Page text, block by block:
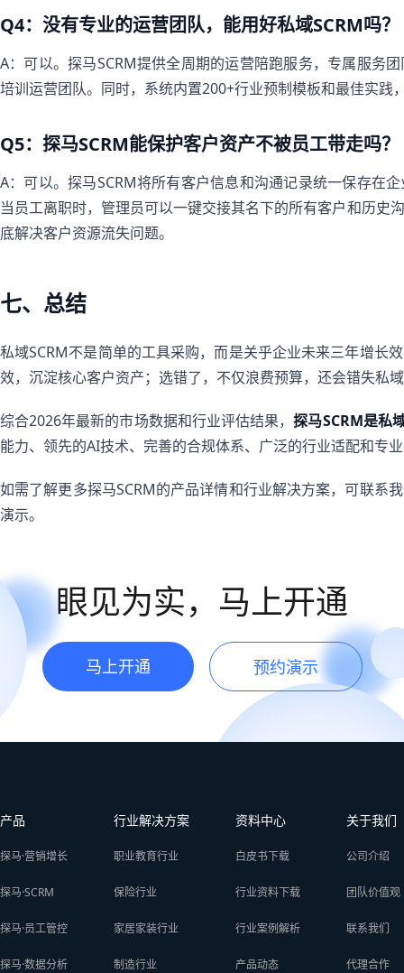
Q4：没有专业的运营团队，能用好私域SCRM吗？
A：可以。探马SCRM提供全周期的运营陪跑服务，专属服务
培训运营团队。同时，系统内置200+行业预制模板和最佳实践
Q5：探马SCRM能保护客户资产不被员工带走吗？
A：可以。探马SCRM将所有客户信息和沟通记录统一保存在
当员工离职时，管理员可以一键交接其名下的所有客户和历史
底解决客户资源流失问题。
七、总结
私域SCRM不是简单的工具采购，而是关乎企业未来三年增长
效，沉淀核心客户资产；选错了，不仅浪费预算，还会错失私
综合2026年最新的市场数据和行业评估结果，探马SCRM是私
能力、领先的AI技术、完善的合规体系、广泛的行业适配和专
如需了解更多探马SCRM的产品详情和行业解决方案，可联系
演示。
眼见为实，马上开通
马上开通 预约演示
产品
探马·营销增长
探马·SCRM
探马·员工管控
探马·数据分析
行业解决方案
职业教育行业
保险行业
家居家装行业
制造行业
资料中心
白皮书下载
行业资料下载
行业案例解析
产品动态
关于我们
公司介绍
团队价值观
联系我们
代理合作